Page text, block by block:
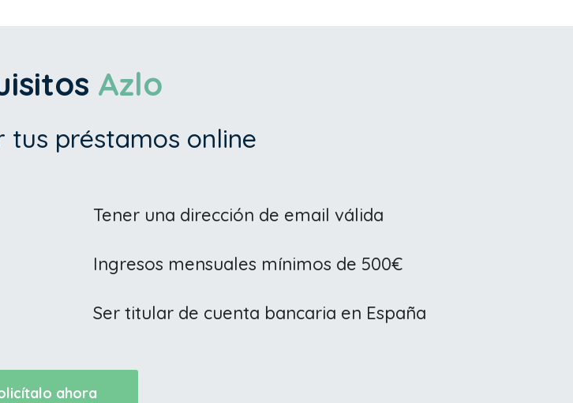
Azlo
tus préstamos online
Tener una dirección de email válida
Ingresos mensuales mínimos de 500€
Ser titular de cuenta bancaria en España
ahora